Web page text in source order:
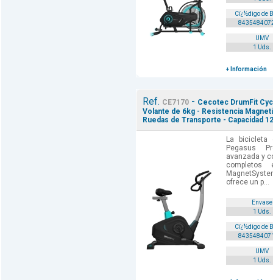
Cï¿½digo de
UMV
1 Uds.
+ Información
Ref. CE7170- Cecotec DrumFit
Volante de 6kg - Resistencia
Ruedas de Transporte - Capacidad
La bicicleta
Pegasus
avanzada y
completos
ofrece un p...
Envase
1 Uds.
Cï¿½digo de
UMV
1 Uds.